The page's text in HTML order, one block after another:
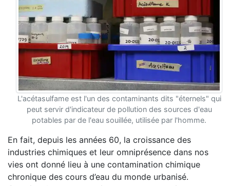
L'acétasulfame est l'un des contaminants dits "éternels" qui
peut servir d'indicateur de pollution des sources d'eau
potables par de l'eau souillée, utilisée par l'homme.
En fait, depuis les années 60, la croissance des
industries chimiques et leur omniprésence dans nos
vies ont donné lieu à une contamination chimique
chronique des cours d’eau du monde urbanisé.